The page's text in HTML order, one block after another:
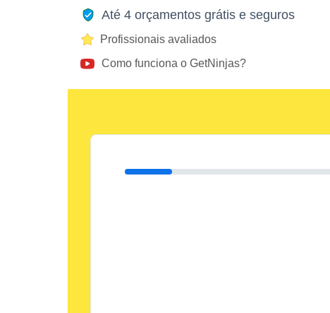
Até 4 orçamentos grátis e seguros
Profissionais avaliados
Como funciona o GetNinjas?